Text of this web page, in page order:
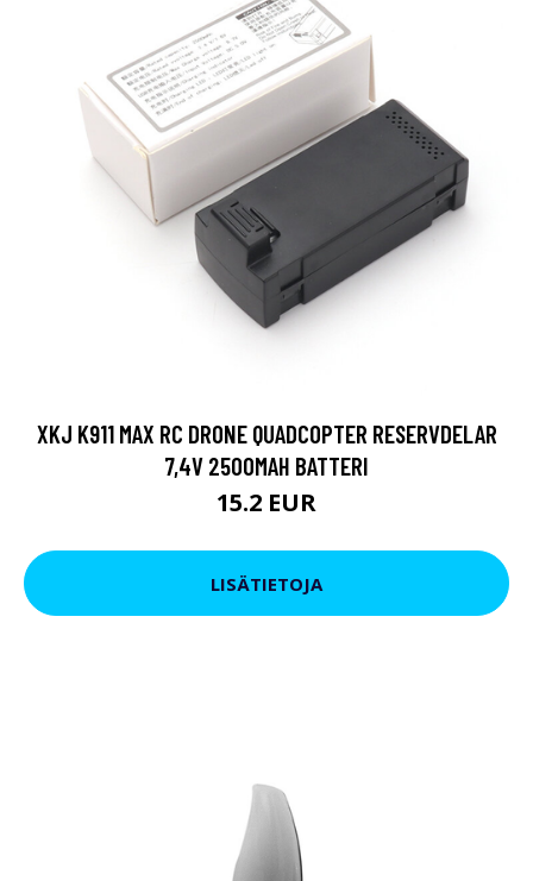
XKJ K911 MAX RC DRONE QUADCOPTER RESERVDELAR
7,4V 2500MAH BATTERI
15.2 EUR
LISÄTIETOJA